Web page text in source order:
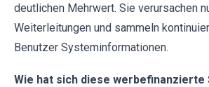
deutlichen Mehrwert. Sie verursachen
Weiterleitungen und sammeln
Benutzer Systeminformationen.
Wie hat sich diese